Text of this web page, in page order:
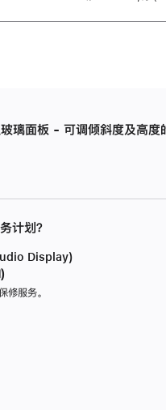
面板 - 可调倾斜度及高度
计划？
Display)
服务。